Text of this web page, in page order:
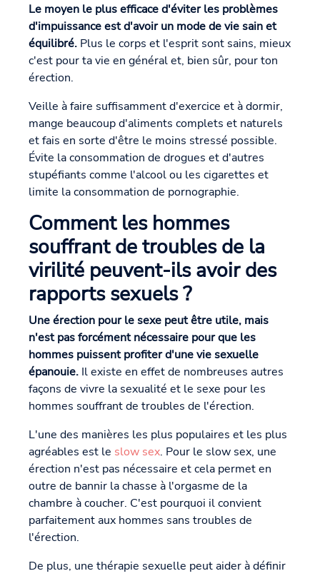
Le moyen le plus efficace d'éviter les problèmes
d'impuissance est d'avoir un mode de vie sain et
équilibré. Plus le corps et l'esprit sont sains, mieux
c'est pour ta vie en général et, bien sûr, pour ton
érection.
Veille à faire suffisamment d'exercice et à dormir,
mange beaucoup d'aliments complets et naturels
et fais en sorte d'être le moins stressé possible.
Évite la consommation de drogues et d'autres
stupéfiants comme l'alcool ou les cigarettes et
limite la consommation de pornographie.
Comment les hommes
souffrant de troubles de la
virilité peuvent-ils avoir des
rapports sexuels ?
Une érection pour le sexe peut être utile, mais
n'est pas forcément nécessaire pour que les
hommes puissent profiter d'une vie sexuelle
épanouie. Il existe en effet de nombreuses autres
façons de vivre la sexualité et le sexe pour les
hommes souffrant de troubles de l'érection.
L'une des manières les plus populaires et les plus
agréables est le slow sex. Pour le slow sex, une
érection n'est pas nécessaire et cela permet en
outre de bannir la chasse à l'orgasme de la
chambre à coucher. C'est pourquoi il convient
parfaitement aux hommes sans troubles de
l'érection.
De plus, une thérapie sexuelle peut aider à définir